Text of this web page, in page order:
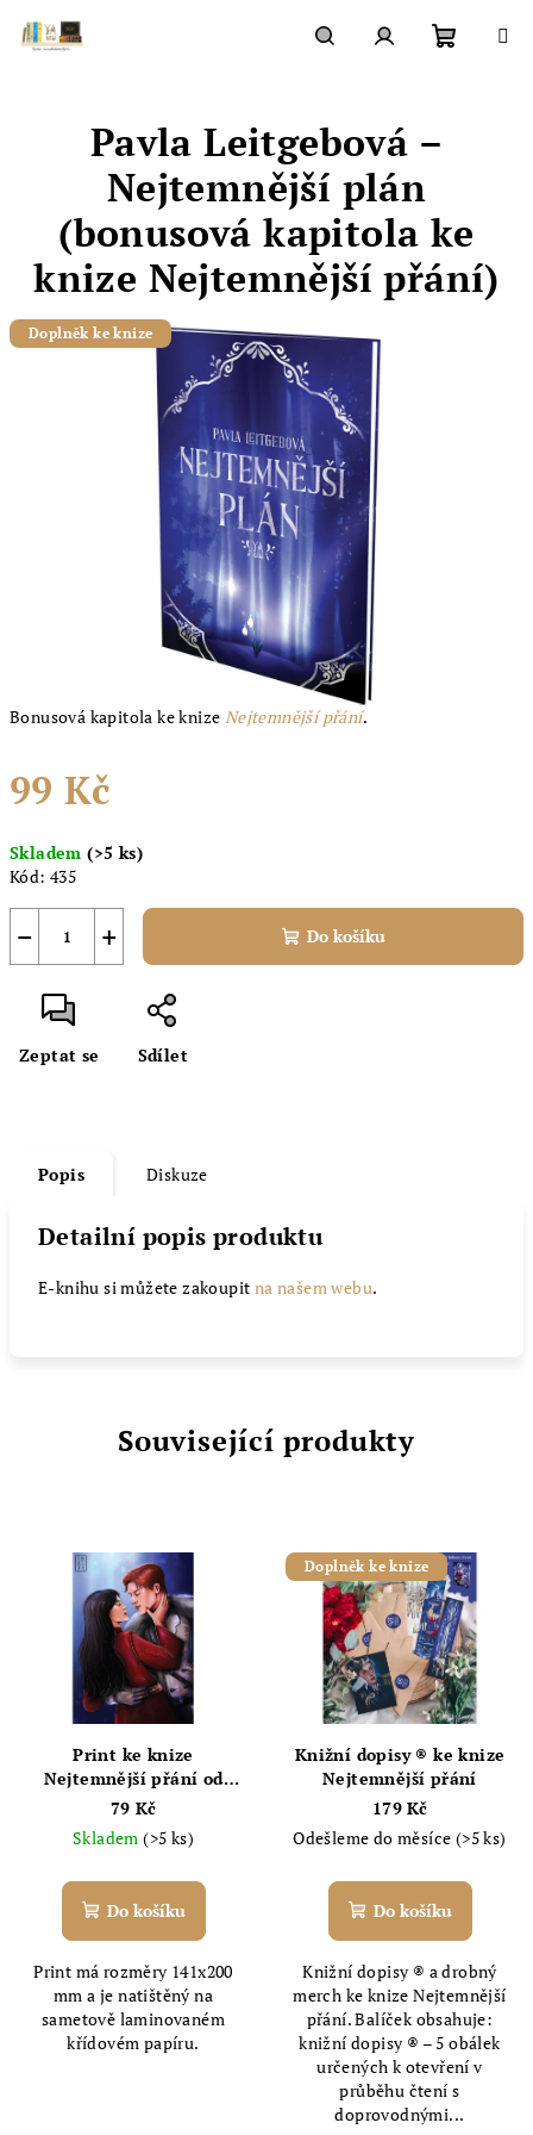
obsah
Bonusová kapitola ke knize Nejtemnější přání.
99 Kč
cena:
Skladem(>5 ks)
Kód: 435
+
− Do košíku
Zeptat se Sdílet
Pavla Leitgebová –
Nejtemnější plán
(bonusová kapitola ke
knize Nejtemnější přání)
Doplněk ke knize
Popis Diskuze
Detailní popis produktu
E-knihu si můžete zakoupit na našem webu.
Související produkty
Print ke knize
Nejtemnější přání od
Thalie
79 Kč
Skladem(>5 ks)
Do košíku
Print má rozměry 141x200
mm a je natištěný na
sametově laminovaném
křídovém papíru.
Doplněk ke knize
Knižní dopisy ® ke knize
Nejtemnější přání
179 Kč
Odešleme do měsíce (>5 ks)
Do košíku
Knižní dopisy ® a drobný
merch ke knize Nejtemnější
přání. Balíček obsahuje:
knižní dopisy ® – 5 obálek
určených k otevření v
průběhu čtení s
doprovodnými...